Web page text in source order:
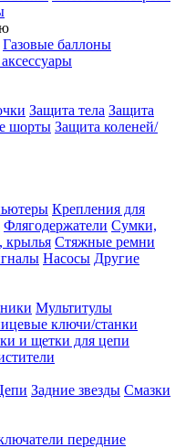
Газовые баллоны
Защита тела Защита
шорты Защита коленей/
Крепления для
Флягодержатели Сумки,
крылья Стяжные ремни
Насосы Другие
Мультитулы
ключи/станки
и щетки для цепи
Задние звезды Смазки
передние